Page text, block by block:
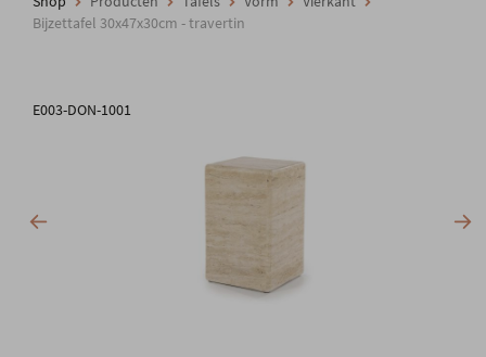
Shop
Bijzettafel 30x47x30cm - travertin
E003-DON-1001